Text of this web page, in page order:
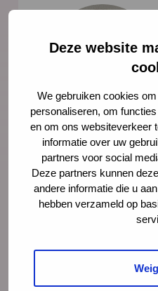
Deze website
We gebruiken cookies
personaliseren, om
en om ons websiteverkeer
informatie over uw
partners voor social
Deze partners kunnen
andere informatie die u
hebben verzameld op
Rifka Efrat
AIOS Maatschappij
fase
Lees meer over Rifka